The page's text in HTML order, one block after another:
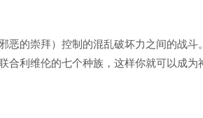
恶的崇拜）控制的混乱破坏力之间的战斗
合利维伦的七个种族，这样你就可以成为